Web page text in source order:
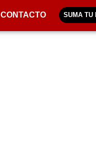
CONTACTO SUMA TU